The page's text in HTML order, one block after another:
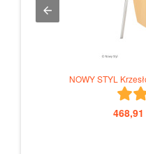
NOWY STYL
468,91